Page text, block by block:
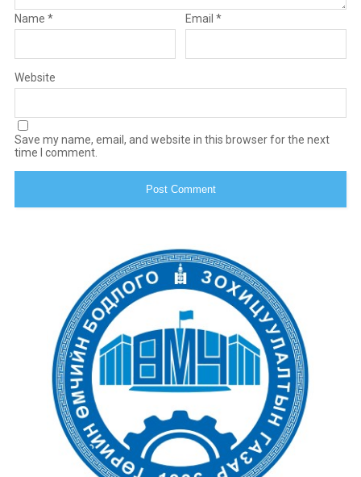
Name * Email*
Website
Save my name, email, and website in this browser for the next
time I comment.